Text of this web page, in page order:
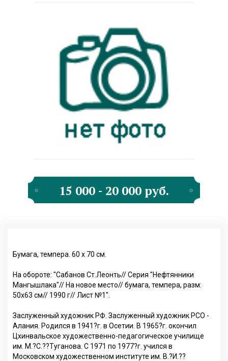
15 000 - 20 000 руб.
Бумага, темпера. 60 х 70 см.
На обороте: "Сабанов Ст.Леонть// Серия "Нефтянники
Мангышлака"// На новое место// бумага, темпера, разм:
50х63 см// 1990 г// Лист №1".
Заслуженный художник РФ. Заслуженный художник РСО -
Алания. Родился в 1941?г. в Осетии. В 1965?г. окончил
Цхинвальское художественно-педагогическое училище
им. М.?С.??Туганова. С 1971 по 1977?г. учился в
Московском художественном институте им. В.?И.??